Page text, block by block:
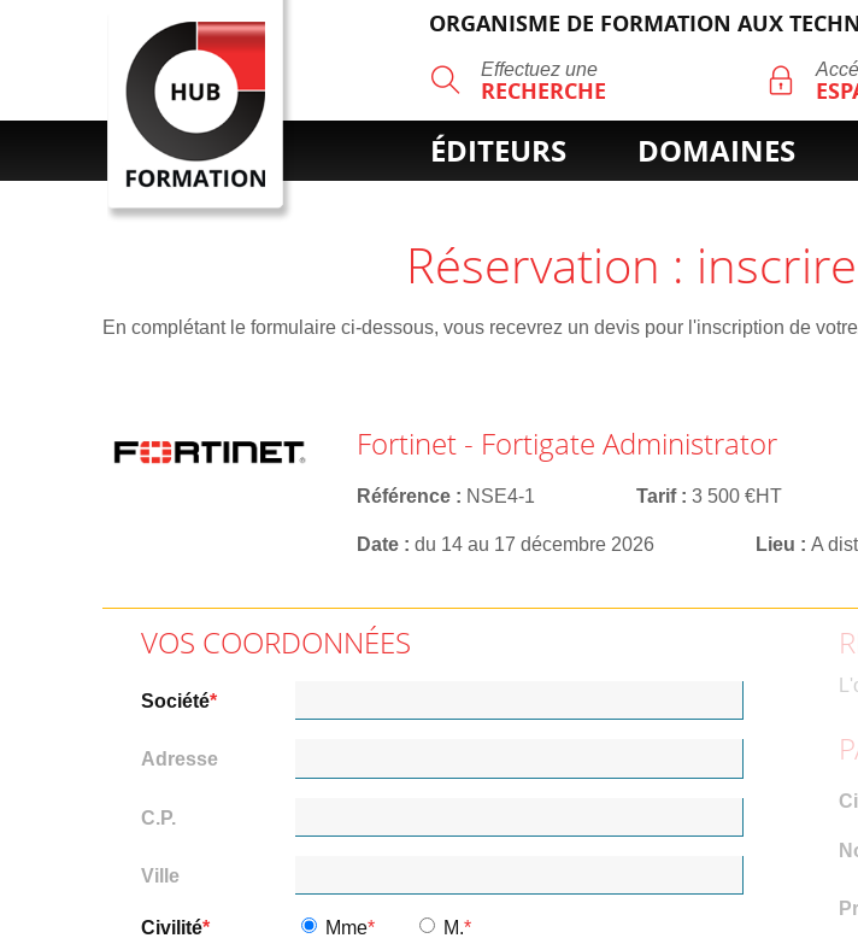
ORGANISME DE FORMATION AUX
Effectuez une
RECHERCHE
RECHERCHE
ÉDITEURS DOMAINES
Réservation :
En complétant le formulaire ci-dessous, vous recevrez un devis pour l'inscription de
Fortinet - Fortigate Administrator
Référence NSE4-1 Tarif 3 500 €HT
Date du 14 au 17 décembre 2026 Lieu A
VOS COORDONNÉES
Société
Adresse
C.P.
Ville
Civilité Mme M.